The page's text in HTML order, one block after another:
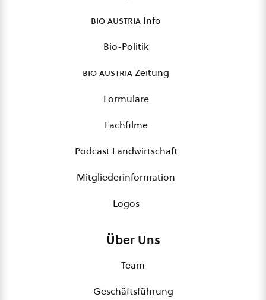
bio austria Info
Bio-Politik
bio austriaZeitung
Formulare
Fachfilme
Podcast Landwirtschaft
Mitgliederinformation
Logos
Über Uns
Team
Geschäftsführung